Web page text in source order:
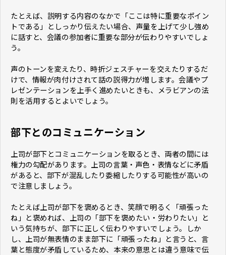
たとえば、説明する内容のなかで「ここは特に重要なポイン
トである」としっかり伝えたい場合、声量を上げて少し強め
に話すと、会議の参加者に重要な部分が伝わりやすいでしょ
う。
声のトーンを変えたり、時折ジェスチャーを交えたりするだ
けで、情報が肉付けされて話の説得力が増します。会議やプ
レゼンテーションを上手く進めたいときも、メラビアンの法
則を活用するとよいでしょう。
部下とのコミュニケーション
上司が部下とコミュニケーションを取るとき、両者の間には
権力の勾配があります。上司の言葉・声色・表情などに矛盾
があると、部下が混乱したり委縮したりする可能性が高いの
で注意しましょう。
たとえば上司が部下を褒めるとき、笑顔で明るく「頑張った
ね」と褒めれば、上司の「部下を褒めたい・労わりたい」と
いう気持ちが、部下に正しく伝わりやすいでしょう。しか
し、上司が無表情のまま部下に「頑張ったね」と言うと、言
葉と態度が矛盾しているため、本来の意思とは違う意味で伝